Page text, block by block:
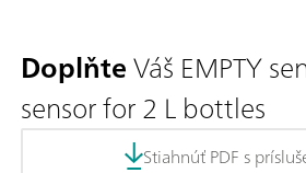
DoplňteVáš EMPTY
sensor for 2 L bottles
Stiahnúť PDF s